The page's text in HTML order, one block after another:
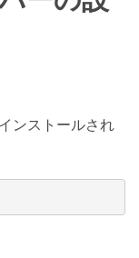
ンストールされ